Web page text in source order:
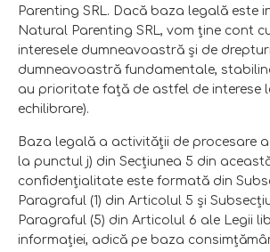
Parenting SRL. Dacă baza legală este
Natural Parenting SRL, vom ţine cont
interesele dumneavoastră şi de
dumneavoastră fundamentale,
au prioritate faţă de astfel de interese
echilibrare).
Baza legală a activităţii de procesare
la punctul j) din Secţiunea 5 din
confidenţialitate este formată din
Paragraful (1) din Articolul 5 şi
Paragraful (5) din Articolul 6 ale Legii
informaţiei, adică pe baza